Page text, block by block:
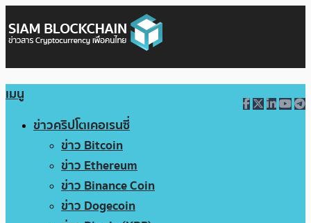
เมนู
ข่าวคริปโตเคอเรนซี่
ข่าว Bitcoin
ข่าว Ethereum
ข่าว Binance Coin
ข่าว Dogecoin